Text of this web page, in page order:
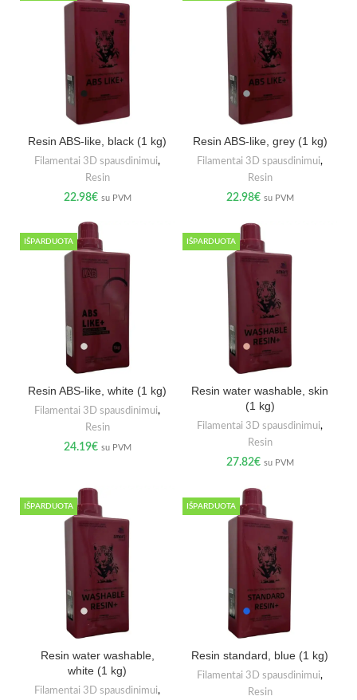
Resin ABS-like, black (1 kg)
Filamentai 3D spausdinimui,
Resin
22.98€ su PVM
Resin ABS-like, grey (1 kg)
Filamentai 3D spausdinimui,
Resin
22.98€ su PVM
IŠPARDUOTA
Resin ABS-like, white (1 kg)
Filamentai 3D spausdinimui,
Resin
24.19€ su PVM
IŠPARDUOTA
Resin water washable, skin
(1 kg)
Filamentai 3D spausdinimui,
Resin
27.82€ su PVM
IŠPARDUOTA
Resin water washable,
white (1 kg)
Filamentai 3D spausdinimui,
IŠPARDUOTA
Resin standard, blue (1 kg)
Filamentai 3D spausdinimui,
Resin